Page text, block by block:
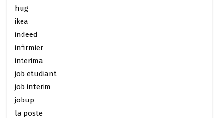
hug
ikea
indeed
infirmier
interima
job etudiant
job interim
jobup
la poste